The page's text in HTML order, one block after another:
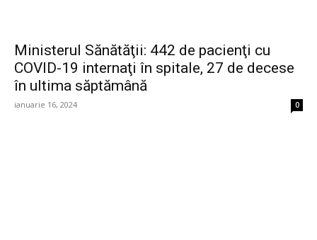
Ministerul Sănătăţii: 442 de pacienţi cu
COVID-19 internaţi în spitale, 27 de decese
în ultima săptămână
ianuarie 16, 2024 0